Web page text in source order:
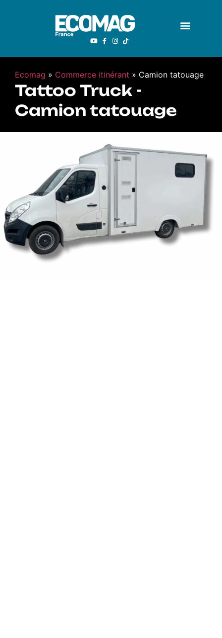
Ecomag » Commerce itinérant » Camion tatouage
Tattoo Truck -
Camion tatouage